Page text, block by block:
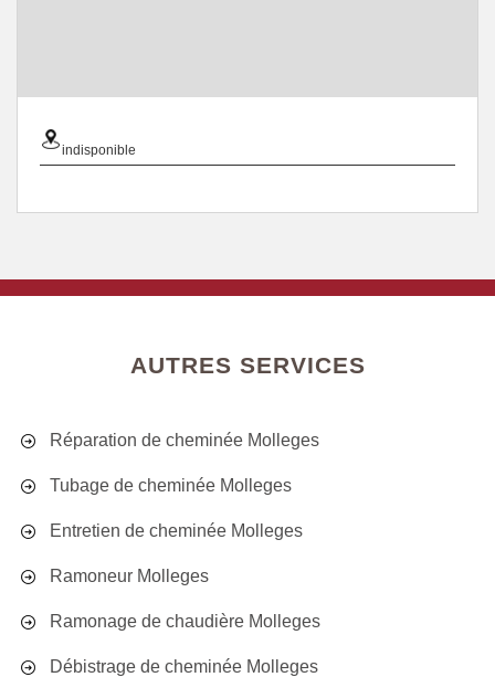
indisponible
AUTRES SERVICES
Réparation de cheminée Molleges
Tubage de cheminée Molleges
Entretien de cheminée Molleges
Ramoneur Molleges
Ramonage de chaudière Molleges
Débistrage de cheminée Molleges